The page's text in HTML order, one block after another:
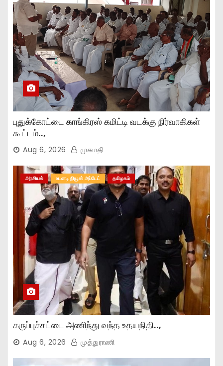
புதுக்கோட்டை காங்கிரஸ் கமிட்டி வடக்கு நிர்வாகிகள்
கூட்டம்..,
Aug 6, 2026 முகமதி
அரசியல் உடனடி நியூஸ் அப்டேட் தமிழகம்
கருப்புச்சட்டை அணிந்து வந்த உதயநிதி..,
Aug 6, 2026 முத்துராணி